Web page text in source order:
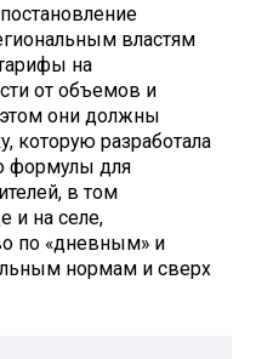
властям
на
от объемов и
этом они должны
которую разработала
формулы для
в том
и на селе,
по «дневным» и
нормам и сверх